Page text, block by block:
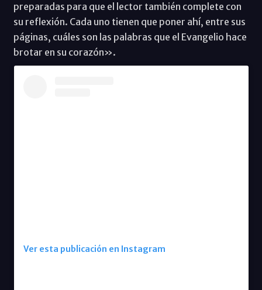
preparadas para que el lector también complete con
su reflexión. Cada uno tienen que poner ahí, entre sus
páginas, cuáles son las palabras que el Evangelio hace
brotar en su corazón».
Ver esta publicación en Instagram